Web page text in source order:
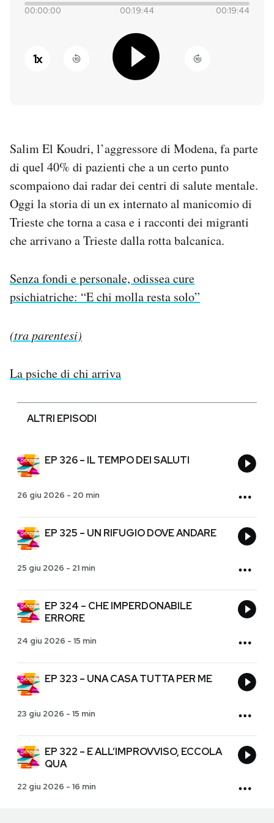
NEWSLETTER
SHOP
CALENDARIO
AREA PERSONALE
00:00:00 00:19:44 00:19:44
1x
Salim El Koudri, l’aggressore di Modena, fa parte
di quel 40% di pazienti che a un certo punto
scompaiono dai radar dei centri di salute mentale.
Oggi la storia di un ex internato al manicomio di
Trieste che torna a casa e i racconti dei migranti
che arrivano a Trieste dalla rotta balcanica.
Senza fondi e personale, odissea cure
psichiatriche: “E chi molla resta solo”
(tra parentesi)
La psiche di chi arriva
ALTRI EPISODI
EP 326 – IL TEMPO DEI SALUTI
26 giu 2026 - 20 min
EP 325 – UN RIFUGIO DOVE ANDARE
25 giu 2026 - 21 min
EP 324 – CHE IMPERDONABILE
ERRORE
24 giu 2026 - 15 min
EP 323 – UNA CASA TUTTA PER ME
23 giu 2026 - 15 min
EP 322 – E ALL’IMPROVVISO, ECCOLA
QUA
22 giu 2026 - 16 min